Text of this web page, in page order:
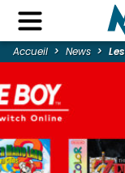
Accueil News